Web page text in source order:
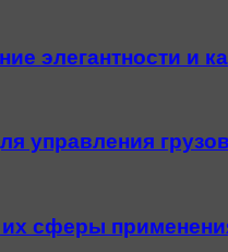
элегантности и
управления
их сферы